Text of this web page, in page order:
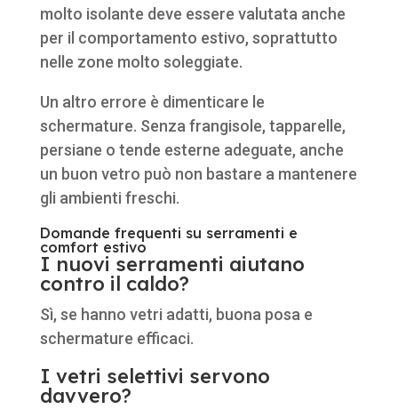
molto isolante deve essere valutata anche
per il comportamento estivo, soprattutto
nelle zone molto soleggiate.
Un altro errore è dimenticare le
schermature. Senza frangisole, tapparelle,
persiane o tende esterne adeguate, anche
un buon vetro può non bastare a mantenere
gli ambienti freschi.
Domande frequenti su serramenti e
comfort estivo
I nuovi serramenti aiutano
contro il caldo?
Sì, se hanno vetri adatti, buona posa e
schermature efficaci.
I vetri selettivi servono
davvero?